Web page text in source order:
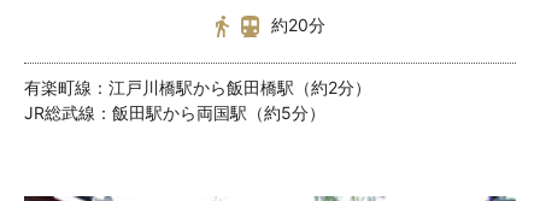
約20分
有楽町線：江戸川橋駅から飯田橋駅（約2分）
JR総武線：飯田駅から両国駅（約5分）